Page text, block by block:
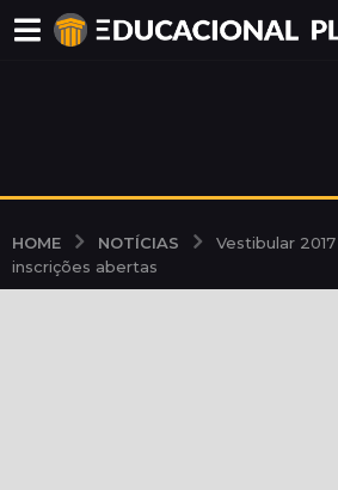
HOME NOTÍCIAS
Vestibular
inscrições abertas